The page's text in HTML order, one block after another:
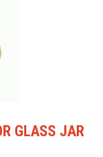
GLASS JAR